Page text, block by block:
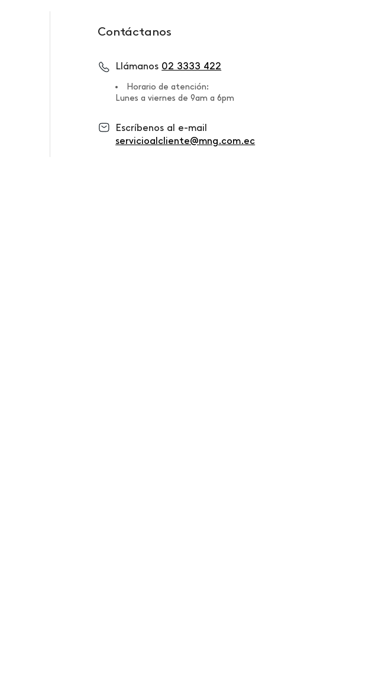
Contáctanos
Llámanos 02 3333 422
Horario de atención:
Lunes a viernes de 9am a 6pm
Escríbenos al e-mail
servicioalcliente@mng.com.ec